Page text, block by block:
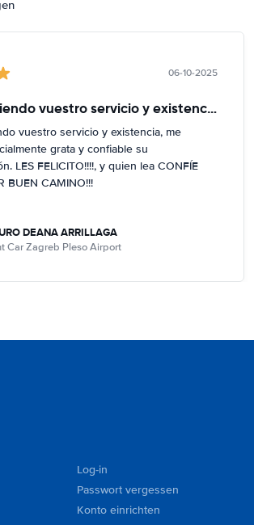
06-10-2025
Desconociendo vuestro servicio y existencia
vuestro servicio y existencia, me
grata y confiable su
LES FELICITO!!!!, y quien lea CONFÍE
BUEN CAMINO!!!
DEANA ARRILLAGA
Car Zagreb Pleso Airport
Log-in
Passwort vergessen
Konto einrichten